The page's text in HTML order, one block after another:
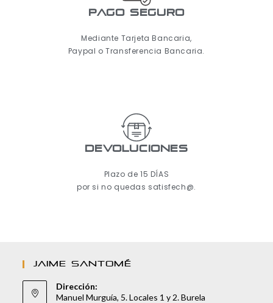
pago seguro
Mediante Tarjeta Bancaria,
Paypal o Transferencia Bancaria.
Devoluciones
Plazo de 15 DÍAS
por si no quedas satisfech@.
JAIME SANTOMÉ
Dirección:
Manuel Murguía, 5. Locales 1 y 2. Burela